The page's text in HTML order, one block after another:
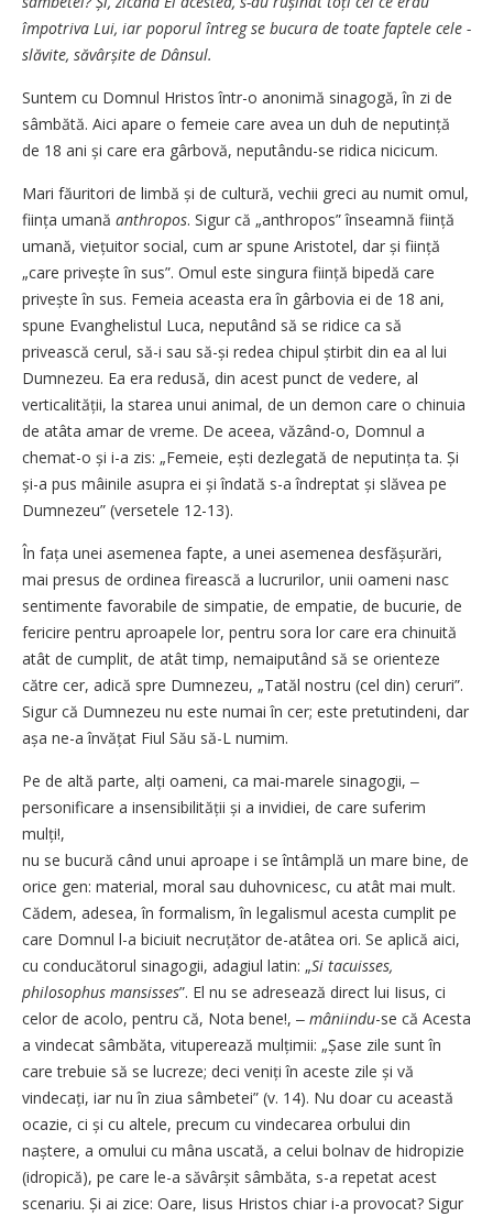
împotriva Lui, iar poporul întreg se bucura de toate faptele cele ­
slăvite, săvârșite de Dânsul.
Suntem cu Domnul Hristos într-o anonimă sinagogă, în zi de
sâmbătă. Aici apare o femeie care avea un duh de neputință
de 18 ani și care era gârbovă, neputându-se ridica nicicum.
Mari făuritori de limbă și de cultură, vechii greci au numit omul,
ființa umană anthropos. Sigur că „anthropos” înseamnă ființă
umană, viețuitor social, cum ar spune Aristotel, dar și ființă
„care privește în sus”. Omul este singura ființă bipedă care
privește în sus. Femeia aceasta era în gârbovia ei de 18 ani,
spune Evanghelistul Luca, neputând să se ridice ca să
privească cerul, să-i sau să-și redea chipul știrbit din ea al lui
Dumnezeu. Ea era redusă, din acest punct de vedere, al
verticalității, la starea unui animal, de un demon care o chinuia
de atâta amar de vreme. De aceea, văzând-o, Domnul a
chemat-o și i-a zis: „Femeie, ești dezlegată de neputința ta. Și
și-a pus mâinile asupra ei și îndată s-a îndreptat și slăvea pe
Dumnezeu” (versetele 12-13).
În fața unei asemenea fapte, a unei asemenea desfășurări,
mai presus de ordinea firească a lucrurilor, unii oameni nasc
sentimente favorabile de simpatie, de empatie, de bucurie, de
fericire pentru aproapele lor, pentru sora lor care era chinuită
atât de cumplit, de atât timp, nemaiputând să se orienteze
către cer, adică spre Dumnezeu, „Tatăl nostru (cel din) ceruri”.
Sigur că Dumnezeu nu este numai în cer; este pretutindeni, dar
așa ne-a învățat Fiul Său să-L numim.
Pe de altă parte, alți oameni, ca mai-marele sinagogii, ‒
personificare a insensibilității și a invidiei, de care suferim
mulți!,
nu se bucură când unui aproape i se întâmplă un mare bine, de
orice gen: material, moral sau duhovnicesc, cu atât mai mult.
Cădem, adesea, în formalism, în legalismul acesta cumplit pe
care Domnul l-a biciuit necruțător de-atâtea ori. Se aplică aici,
cu conducătorul sinagogii, adagiul latin: „Si tacuisses,
philosophus mansisses”. El nu se adresează direct lui Iisus, ci
celor de acolo, pentru că, Nota bene!, ‒ mâniindu-se că Acesta
a vindecat sâmbăta, vituperează mulțimii: „Șase zile sunt în
care trebuie să se lucreze; deci veniți în aceste zile și vă
vindecați, iar nu în ziua sâmbetei” (v. 14). Nu doar cu această
ocazie, ci și cu altele, precum cu vindecarea orbului din
naștere, a omului cu mâna uscată, a celui bolnav de hidropizie
(idropică), pe care le-a săvârșit sâmbăta, s-a repetat acest
scenariu. Și ai zice: Oare, Iisus Hristos chiar i-a provocat? Sigur